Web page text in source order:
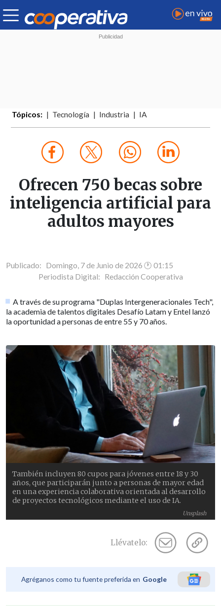
Tópicos: Tecnología Industria IA
Ofrecen 750 becas sobre
inteligencia artificial para
adultos mayores
Publicado: Domingo, 7 de Junio de 2026 🕐 01:15
Periodista Digital: Redacción Cooperativa
A través de su programa "Duplas Intergeneracionales Tech",
la academia de talentos digitales Desafío Latam y Entel lanzó
la oportunidad a personas de entre 55 y 70 años.
Unsplash
También incluyen 80 cupos para jóvenes entre 18 y 30
años, que participarán junto a personas de mayor edad
en una experiencia colaborativa orientada al desarrollo
de proyectos tecnológicos mediante el uso de IA.
Llévatelo:
Agréganos como tu fuente preferida en Google